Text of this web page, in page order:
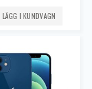
LÄGG I KUNDVAGN